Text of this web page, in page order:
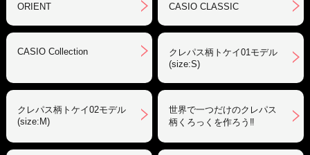
ORIENT CASIO CLASSIC
CASIO Collection
クレパス柄トケイ01モデル
(size:S)
クレパス柄トケイ02モデル
(size:M)
世界で一つだけのクレパス
柄くろっくを作ろう‼︎